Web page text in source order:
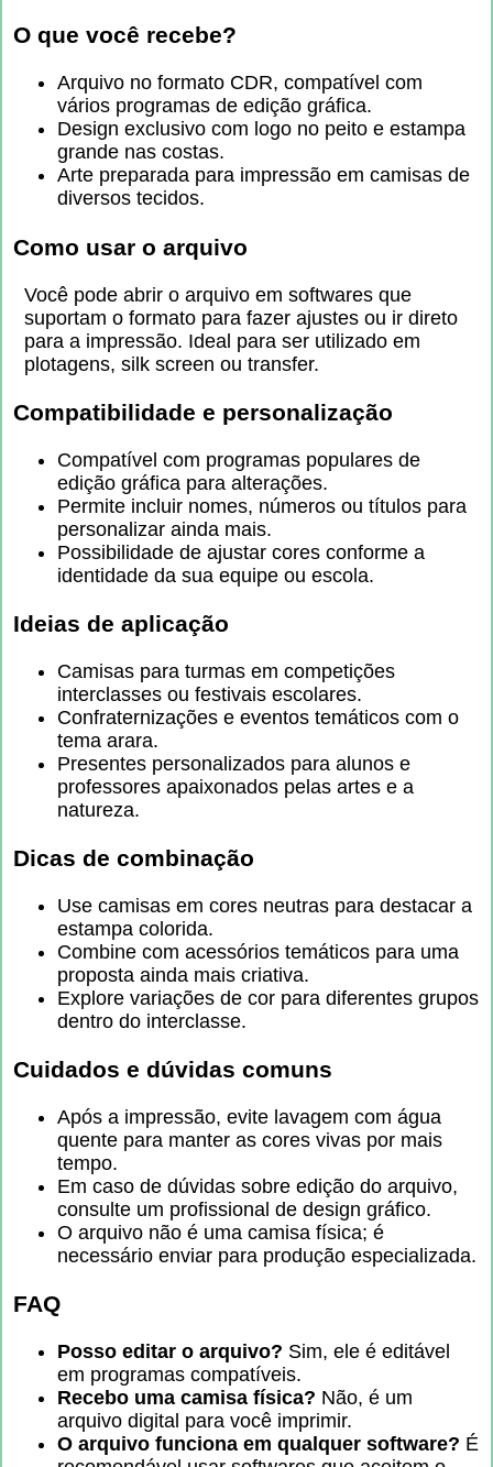
O que você recebe?
Arquivo no formato CDR, compatível com
vários programas de edição gráfica.
Design exclusivo com logo no peito e estampa
grande nas costas.
Arte preparada para impressão em camisas de
diversos tecidos.
Como usar o arquivo
Você pode abrir o arquivo em softwares que
suportam o formato para fazer ajustes ou ir direto
para a impressão. Ideal para ser utilizado em
plotagens, silk screen ou transfer.
Compatibilidade e personalização
Compatível com programas populares de
edição gráfica para alterações.
Permite incluir nomes, números ou títulos para
personalizar ainda mais.
Possibilidade de ajustar cores conforme a
identidade da sua equipe ou escola.
Ideias de aplicação
Camisas para turmas em competições
interclasses ou festivais escolares.
Confraternizações e eventos temáticos com o
tema arara.
Presentes personalizados para alunos e
professores apaixonados pelas artes e a
natureza.
Dicas de combinação
Use camisas em cores neutras para destacar a
estampa colorida.
Combine com acessórios temáticos para uma
proposta ainda mais criativa.
Explore variações de cor para diferentes grupos
dentro do interclasse.
Cuidados e dúvidas comuns
Após a impressão, evite lavagem com água
quente para manter as cores vivas por mais
tempo.
Em caso de dúvidas sobre edição do arquivo,
consulte um profissional de design gráfico.
O arquivo não é uma camisa física; é
necessário enviar para produção especializada.
FAQ
Posso editar o arquivo? Sim, ele é editável
em programas compatíveis.
Recebo uma camisa física? Não, é um
arquivo digital para você imprimir.
O arquivo funciona em qualquer software? É